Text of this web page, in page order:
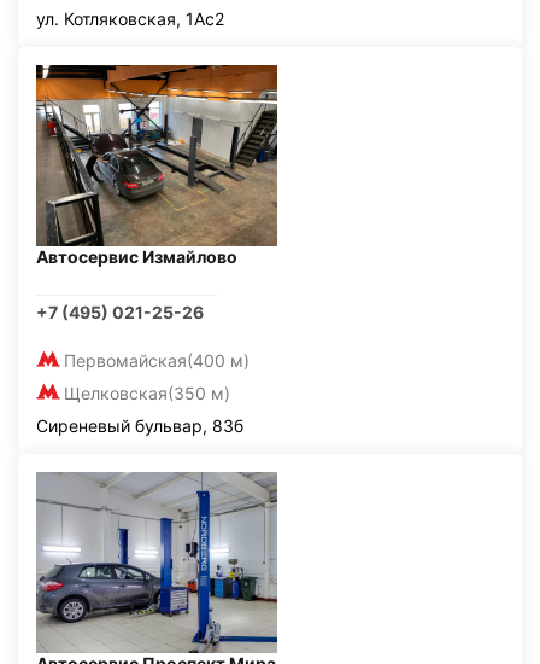
ул. Котляковская, 1Ас2
Автосервис Измайлово
+7 (495) 021-25-26
Первомайская(400 м)
Щелковская(350 м)
Сиреневый бульвар, 83б